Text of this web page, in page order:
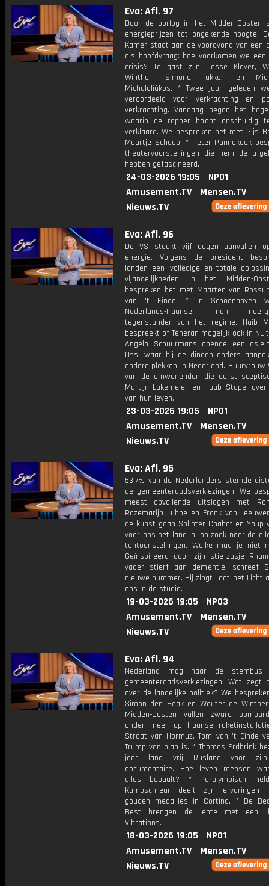
Eva: Afl. 97
Door de oorlog in het Midden-Oosten
energieprijzen tot ongekende hoogte.
Kamer staat aan de vooravond van een
als hoofdvraag: hoe voorkomen we een
crisis? Te gast zijn Jesse Klaver,
Winther, Simone Tukker en
Michaloliákos. * Twee jaar geleden
veroordeeld voor verkrachting en
verkrachting. Vandaag begon het
waarin de rapper hoopt onschuldig
verklaard. We bespreken het met Gijs
Maartje Schaap. * Peter Pannekoek
theatervoorstellingen die hem de
hebben gefascineerd.
24-03-2026 19:05
NPO1
Amusement.TV
Mensen.TV
Nieuws.TV
Eva: Afl. 96
De VS staakt vijf dagen aanvallen
energie. Volgens de president
landen een 'volledige en totale
vijandelijkheden in het Midden-
bespreken het met Maarten van
van 't Einde. * In Schoonhoven
Nederlands-Iraanse man
tegenstander van het regime. Huib
bespreekt of Teheran mogelijk ook in NL
Angelo Schuurmans opende een
Oss, waar hij de dingen anders
andere plekken in Nederland. Buurvrouw
van de omwonenden die eerst
Martijn Lakemeier en Huub Stapel
van hun leven.
23-03-2026 19:05
NPO1
Amusement.TV
Mensen.TV
Nieuws.TV
Eva: Afl. 95
53,7% van de Nederlanders stemde
de gemeenteraadsverkiezingen. We
meest opvallende uitslagen met
Rozemarijn Lubbe en Frank van
de kunst gaan Splinter Chabot en Youp
voor ons het land in, op zoek naar de
tentoonstellingen. Welke mag je niet
Geïnspireerd door zijn stiefzusje
vader stierf aan dementie, schreef
nieuwe nummer. Hij zingt Laat het Licht
ons in de studio.
19-03-2026 19:05
NPO3
Amusement.TV
Mensen.TV
Nieuws.TV
Eva: Afl. 94
Nederland mag naar de
gemeenteraadsverkiezingen. Wat zegt
over de landelijke politiek? We
Simon den Haak en Wouter de
Midden-Oosten vallen zware
onder meer op Iraanse
Straat van Hormuz. Tom van 't Einde
Trump van plan is. * Thomas Erdbrink
jaar lang vrij Rusland voor zijn
documentaire. Hoe leven mensen
alles bepaalt? * Paralympisch
Kampschreur deelt zijn ervaringen
gouden medailles in Cortina. * De
Best brengen de lente met een
Vibrations.
18-03-2026 19:05
NPO1
Amusement.TV
Mensen.TV
Nieuws.TV